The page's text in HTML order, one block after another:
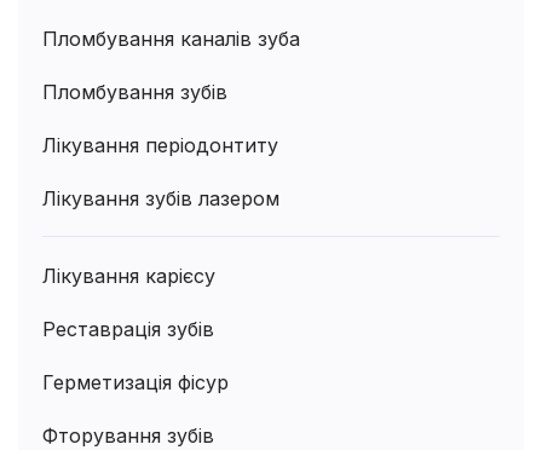
Пломбування каналів зуба
Пломбування зубів
Лікування періодонтиту
Лікування зубів лазером
Лікування карієсу
Реставрація зубів
Герметизація фісур
Фторування зубів